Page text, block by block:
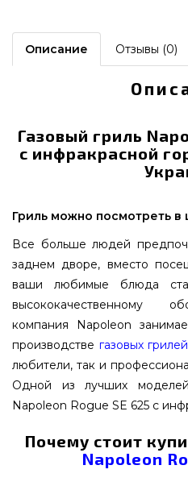
Описание Отзывы (0)
Газовый гриль
с инфракрасной
Гриль можно посмотреть в
Все больше людей
заднем дворе, вместо
ваши любимые блюда
высококачественному
компания Napoleon
производстве газовых грилей
любители, так и
Одной из лучших моделей
Napoleon Rogue SE 625 с
Почему стоит
Napoleon